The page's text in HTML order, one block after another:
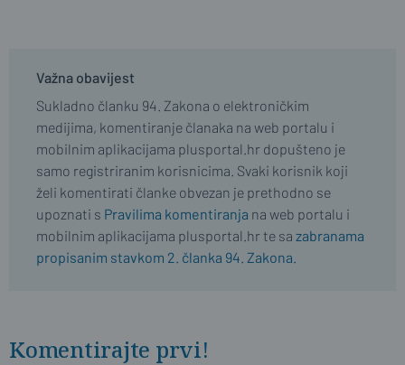
Važna obavijest
Sukladno članku 94. Zakona o elektroničkim
medijima, komentiranje članaka na web portalu i
mobilnim aplikacijama plusportal.hr dopušteno je
samo registriranim korisnicima. Svaki korisnik koji
želi komentirati članke obvezan je prethodno se
upoznati s Pravilima komentiranja na web portalu i
mobilnim aplikacijama plusportal.hr te sa zabranama
propisanim stavkom 2. članka 94. Zakona.
Komentirajte prvi!